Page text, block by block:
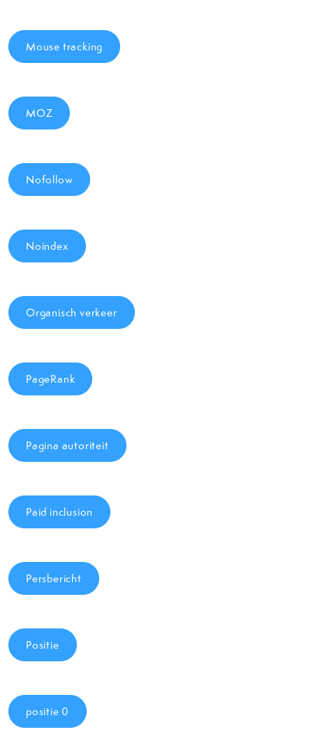
Mouse tracking
MOZ
Nofollow
Noindex
Organisch verkeer
PageRank
Pagina autoriteit
Paid inclusion
Persbericht
Positie
positie 0